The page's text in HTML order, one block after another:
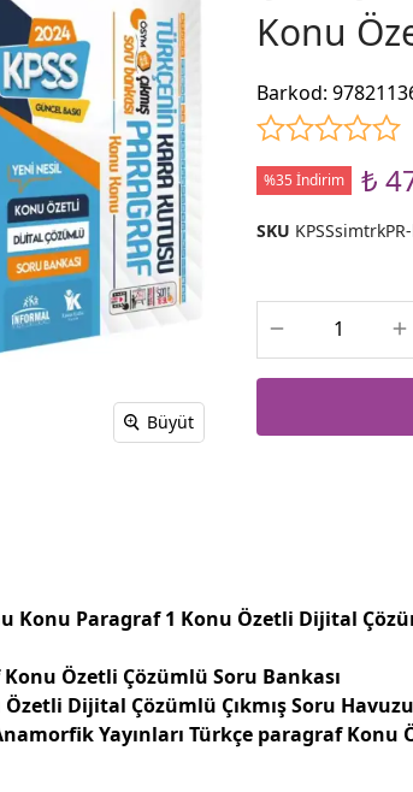
Büyüt
Konu
Barkod:
%35 İndirim ₺
SKU
Konu Paragraf 1 Konu Özetli Dijital
Konu Özetli Çözümlü Soru Bankası
Dijital Çözümlü Çıkmış Soru
Yayınları Türkçe paragraf